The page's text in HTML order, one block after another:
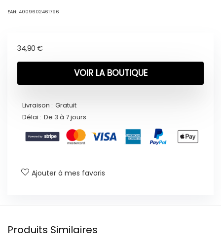
EAN: 4009602461796
34,90 €
VOIR LA BOUTIQUE
Livraison : Gratuit
Délai : De 3 à 7 jours
Ajouter à mes favoris
Produits Similaires